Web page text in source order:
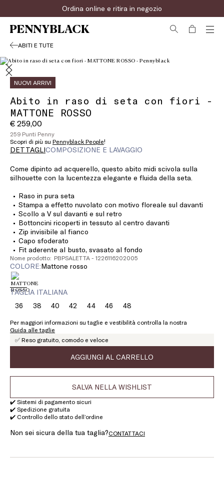
Ordina online e ritira in negozio
ABITI E TUTE
NUOVI ARRIVI
Abito in raso di seta con fiori -
MATTONE ROSSO
€ 259,00
259 Punti Penny
Scopri di più su Pennyblack People!
DETTAGLICOMPOSIZIONE E LAVAGGIO
Come dipinto ad acquerello, questo abito midi scivola sulla
silhouette con la lucentezza elegante e fluida della seta.
Raso in pura seta
Stampa a effetto nuvolato con motivo floreale sul davanti
Scollo a V sul davanti e sul retro
Bottoncini ricoperti in tessuto al centro davanti
Zip invisibile al fianco
Capo sfoderato
Fit aderente al busto, svasato al fondo
Nome prodotto: PBPSALETTA - 1226116202005
COLORE: mattone rosso
TAGLIA ITALIANA
36Taglia:
38Taglia:
40Taglia:
42Taglia:
44Taglia:
44
46Taglia:
48Taglia:
48
Per maggiori informazioni su taglie e vestibilità controlla la nostra
Guida alle taglie
✅ Reso gratuito, comodo e veloce
AGGIUNGI AL CARRELLO
SALVA NELLA WISHLIST
✔️ Sistemi di pagamento sicuri
✔️ Spedizione gratuita
✔️ Controllo dello stato dell’ordine
Non sei sicura della tua taglia?CONTATTACI